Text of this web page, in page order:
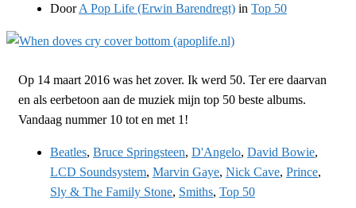
DoorA Pop Life (Erwin Barendregt) in Top 50
Op 14 maart 2016 was het zover. Ik werd 50. Ter ere daarvan
en als eerbetoon aan de muziek mijn top 50 beste albums.
Vandaag nummer 10 tot en met 1!
Beatles, Bruce Springsteen, D'Angelo, David Bowie,
LCD Soundsystem, Marvin Gaye, Nick Cave, Prince,
Sly & The Family Stone, Smiths, Top 50